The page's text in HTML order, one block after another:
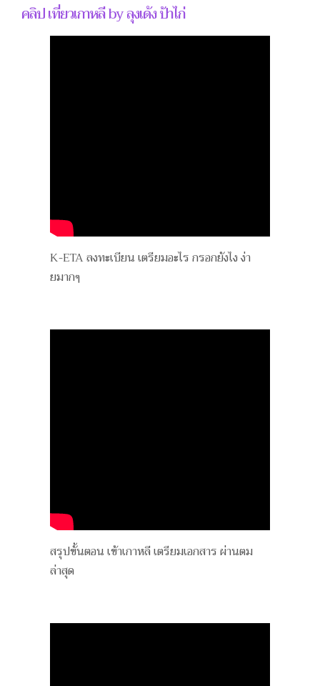
คลิป เที่ยวเกาหลี by ลุงเด้ง ป้าไก่
K-ETA ลงทะเบียน เตรียมอะไร กรอกยังไง ง่า
ยมากๆ
สรุปขั้นตอน เข้าเกาหลี เตรียมเอกสาร ผ่านตม
ล่าสุด